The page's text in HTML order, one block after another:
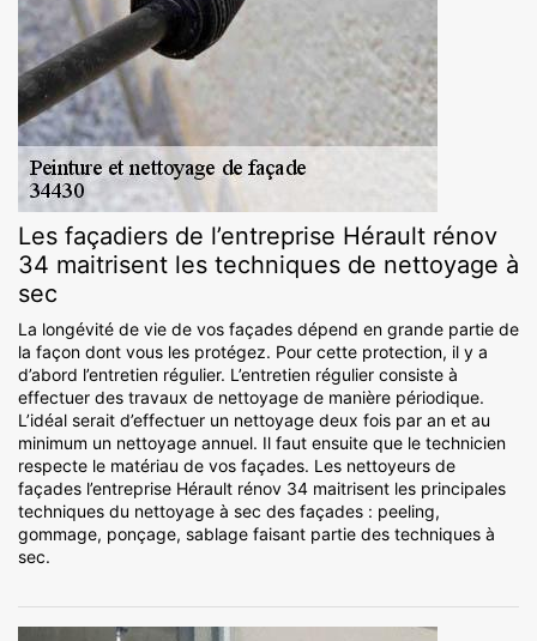
Les façadiers de l’entreprise Hérault rénov
34 maitrisent les techniques de nettoyage à
sec
La longévité de vie de vos façades dépend en grande partie de
la façon dont vous les protégez. Pour cette protection, il y a
d’abord l’entretien régulier. L’entretien régulier consiste à
effectuer des travaux de nettoyage de manière périodique.
L’idéal serait d’effectuer un nettoyage deux fois par an et au
minimum un nettoyage annuel. Il faut ensuite que le technicien
respecte le matériau de vos façades. Les nettoyeurs de
façades l’entreprise Hérault rénov 34 maitrisent les principales
techniques du nettoyage à sec des façades : peeling,
gommage, ponçage, sablage faisant partie des techniques à
sec.